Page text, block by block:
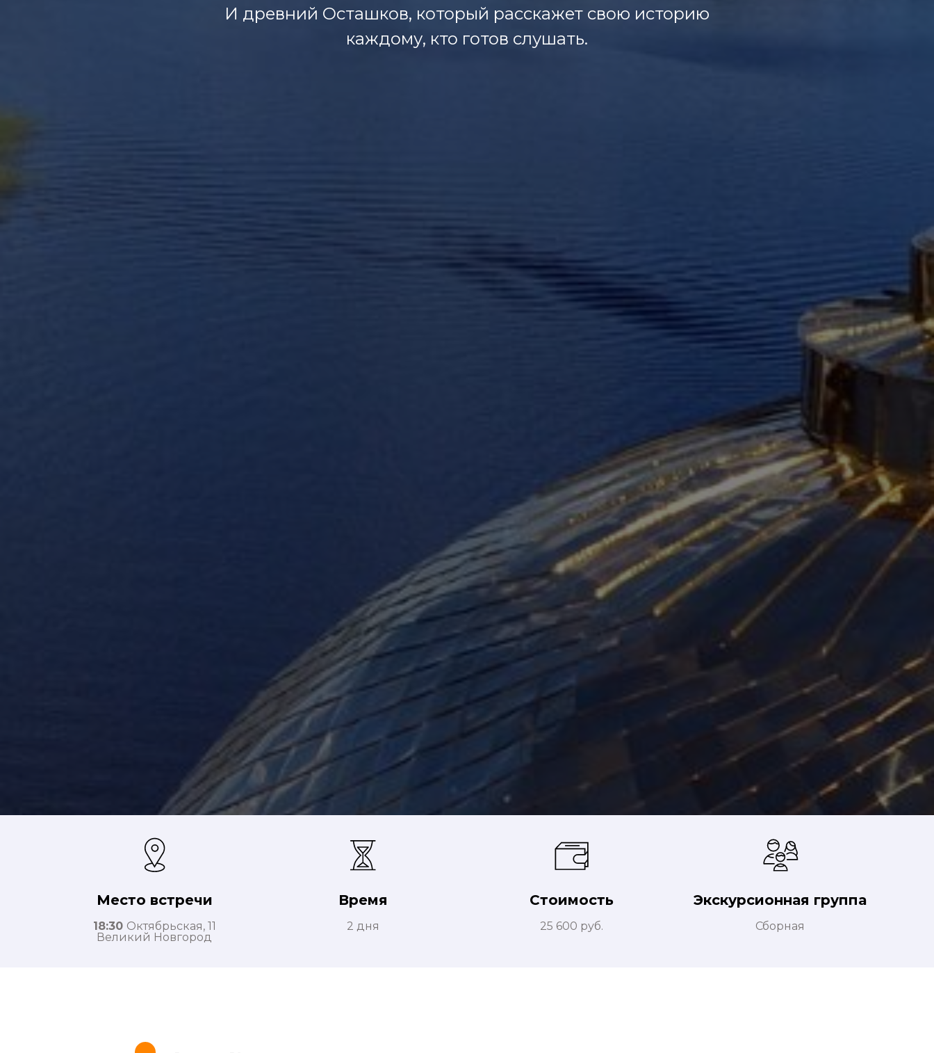
И древний Осташков, который расскажет свою историю
каждому, кто готов слушать.
Место встречи
18:30 Октябрьская, 11
Великий Новгород
Время
2 дня
Стоимость
25 600 руб.
Экскурсионная группа
Сборная